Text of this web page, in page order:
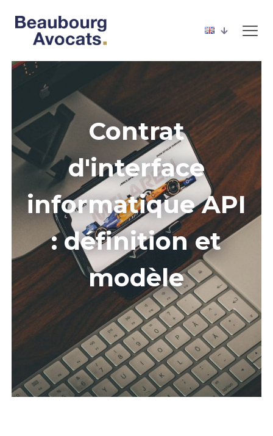
Contrat
d'interface
informatique API
: définition et
modèle